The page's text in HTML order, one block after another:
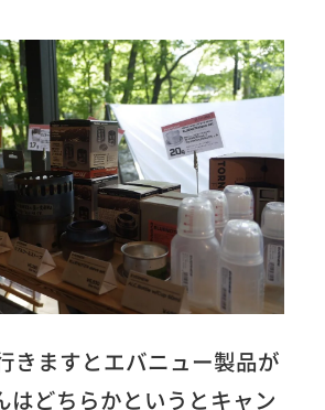
きますとエバニュー製品が
はどちらかというとキャン